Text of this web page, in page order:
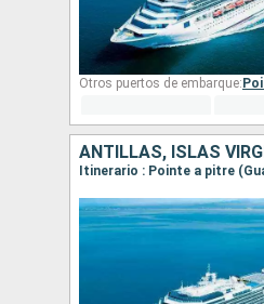
Otros puertos de embarque:
ANTILLAS, ISLAS